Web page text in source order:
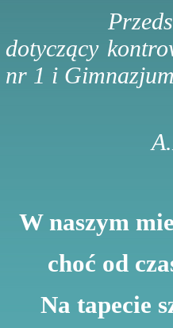
dotyczący
nr 1 i
W naszym
choć od
Na tapecie